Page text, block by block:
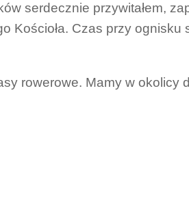
serdecznie przywitałem,
Czas przy ognisku
rowerowe. Mamy w okolicy